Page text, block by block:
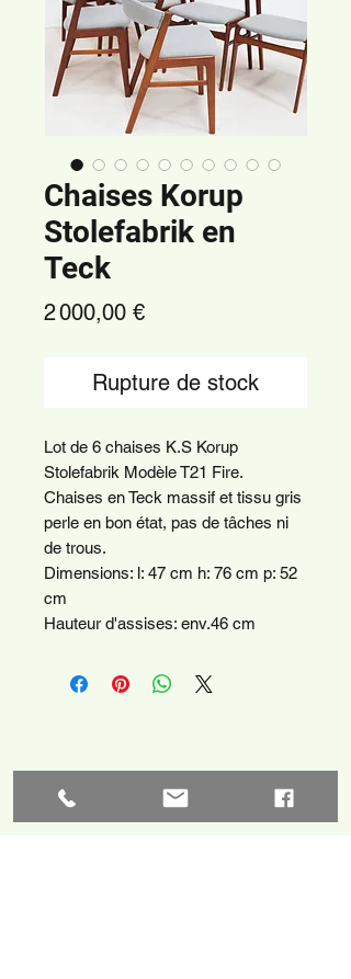
Chaises Korup
Stolefabrik en
Teck
2 000,00 €Prix
Rupture de stock
Lot de 6 chaises K.S Korup
Stolefabrik Modèle T21 Fire.
Chaises en Teck massif et tissu gris
perle en bon état, pas de tâches ni
de trous.
Dimensions: l: 47 cm h: 76 cm p: 52
cm
Hauteur d'assises: env.46 cm